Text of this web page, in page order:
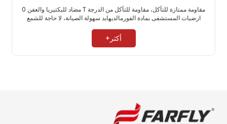
مقاومة ممتازة للتآكل، مقاومة للتآكل من الدرجة T مضاد للبكتيريا والعفن 0
ارضيات المستشفى بمادة الفورمالديهايد سهولة الصيانة، لا حاجة للشمع ​
أكثر+